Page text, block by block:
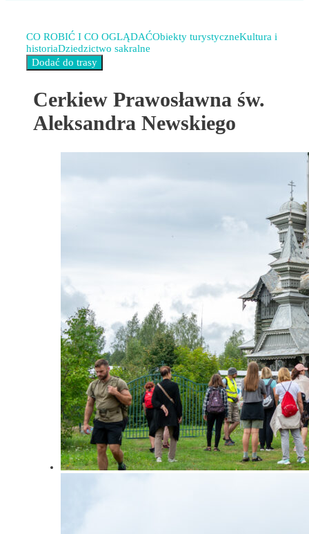
CO ROBIĆ I CO OGLĄDAĆObiekty turystyczneKultura i
historiaDziedzictwo sakralne
Cerkiew Prawosławna św.
Aleksandra Newskiego